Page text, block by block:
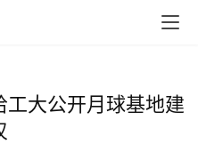
工大公开月球基地建